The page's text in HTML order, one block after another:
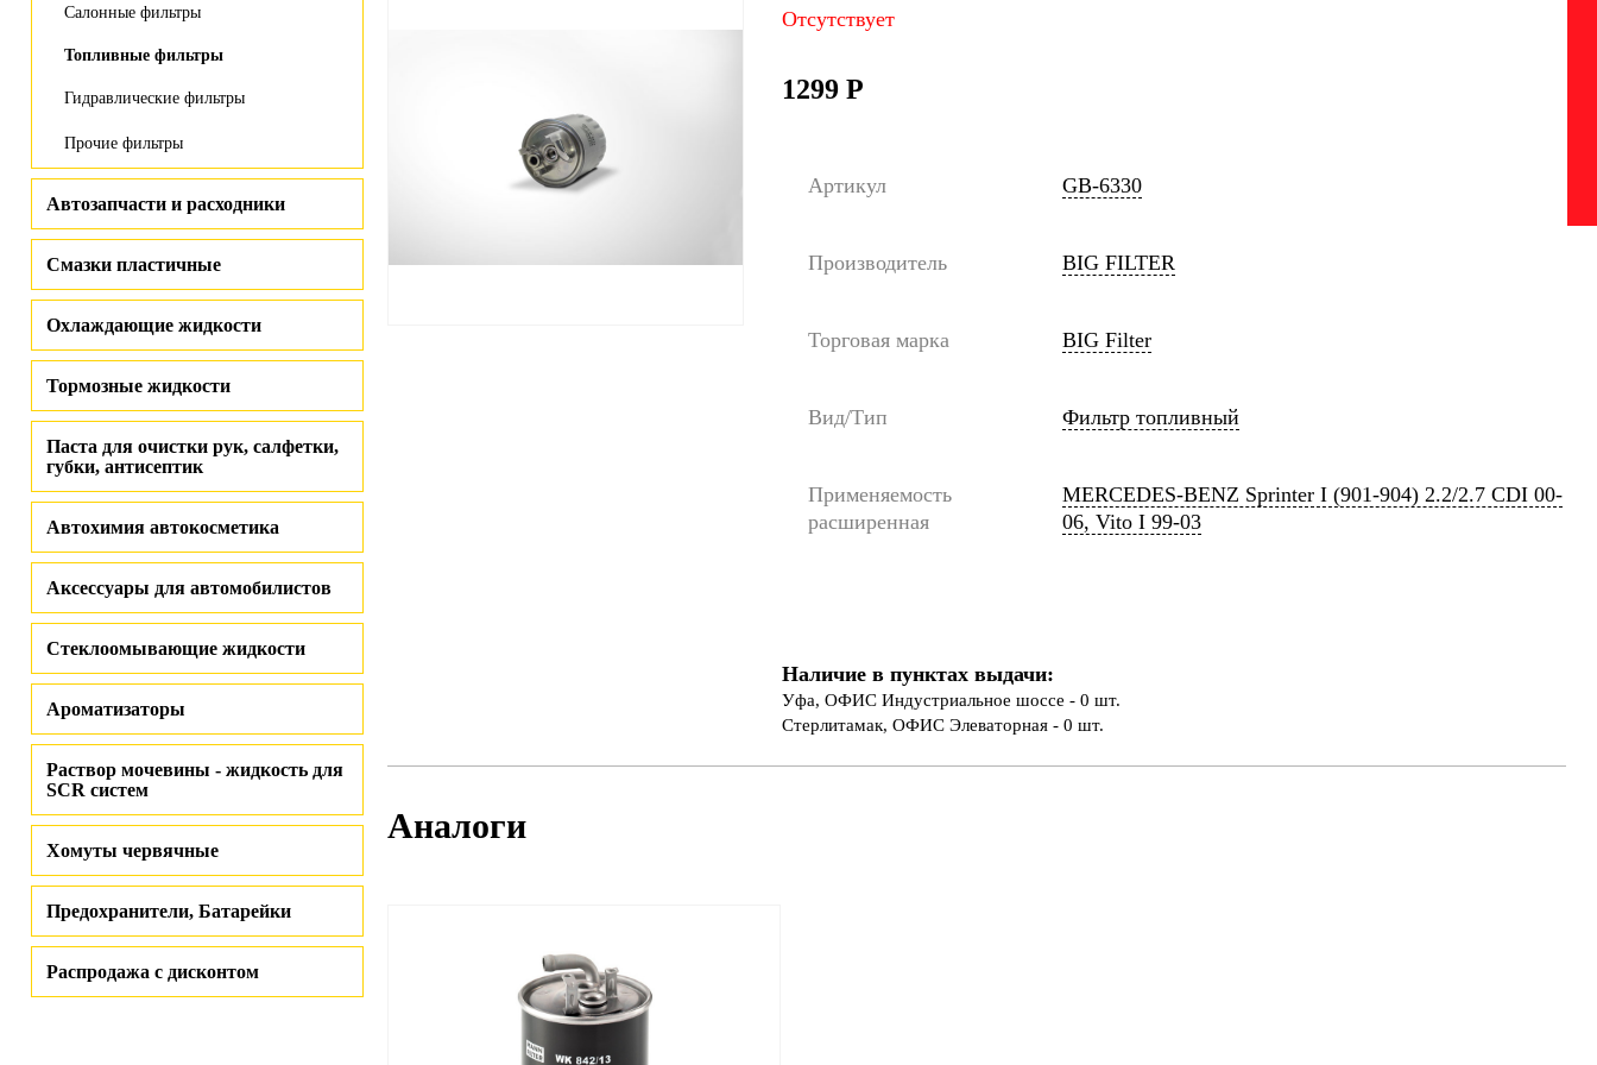
Салонные фильтры
Топливные фильтры
Гидравлические фильтры
Прочие фильтры
Автозапчасти и расходники
Смазки пластичные
Охлаждающие жидкости
Тормозные жидкости
Паста для очистки рук, салфетки,
губки, антисептик
Автохимия автокосметика
Аксессуары для автомобилистов
Стеклоомывающие жидкости
Ароматизаторы
Раствор мочевины - жидкость для
SCR систем
Хомуты червячные
Предохранители, Батарейки
Распродажа с дисконтом
Отсутствует
1299 Р
Артикул GB-6330
Производитель BIG FILTER
Торговая марка BIG Filter
Вид/Тип Фильтр топливный
Применяемость
расширенная
MERCEDES-BENZ Sprinter I (901-904) 2.2/2.7 CDI 00-
06, Vito I 99-03
Наличие в пунктах выдачи:
Уфа, ОФИС Индустриальное шоссе - 0 шт.
Стерлитамак, ОФИС Элеваторная - 0 шт.
Аналоги